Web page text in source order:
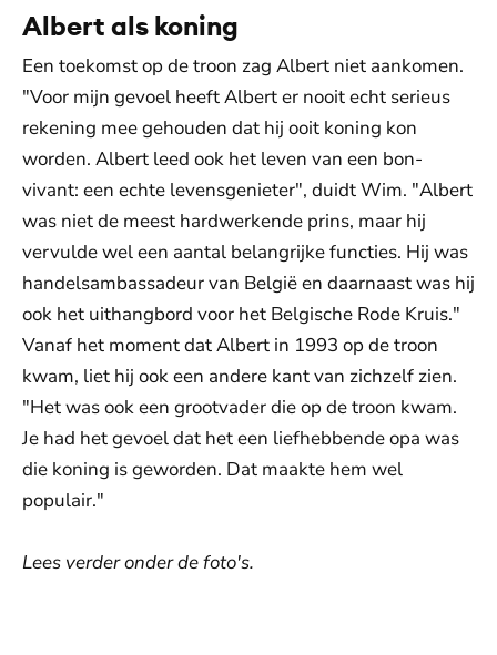
Albert als koning
Een toekomst op de troon zag Albert niet aankomen.
"Voor mijn gevoel heeft Albert er nooit echt serieus
rekening mee gehouden dat hij ooit koning kon
worden. Albert leed ook het leven van een bon-
vivant: een echte levensgenieter", duidt Wim. "Albert
was niet de meest hardwerkende prins, maar hij
vervulde wel een aantal belangrijke functies. Hij was
handelsambassadeur van België en daarnaast was hij
ook het uithangbord voor het Belgische Rode Kruis."
Vanaf het moment dat Albert in 1993 op de troon
kwam, liet hij ook een andere kant van zichzelf zien.
"Het was ook een grootvader die op de troon kwam.
Je had het gevoel dat het een liefhebbende opa was
die koning is geworden. Dat maakte hem wel
populair."
Lees verder onder de foto's.